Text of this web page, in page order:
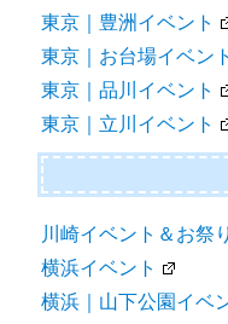
東京｜豊洲イベント
東京｜お台場イベント
東京｜品川イベント
東京｜立川イベント
川崎イベント＆お祭り
横浜イベント
横浜｜山下公園イベ